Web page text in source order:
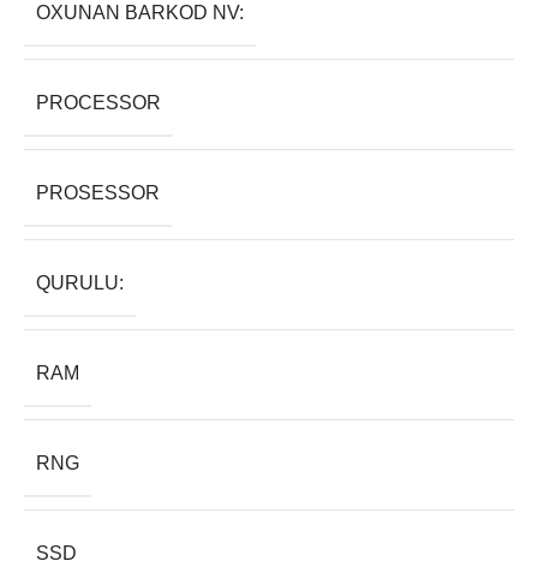
OXUNAN BARKOD NV:
PROCESSOR
PROSESSOR
QURULU:
RAM
RNG
SSD